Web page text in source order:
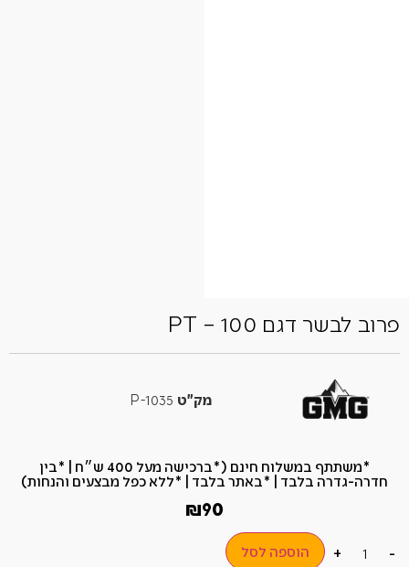
פרוב לבשר דגם PT – 100
מק"ט
*משתתף במשלוח חינם (*ברכישה מעל 400 ש״ח​ | *בין
חדרה-גדרה בלבד | *באתר בלבד | *ללא כפל מבצעים והנחות)
₪90
-
+ הוספה לסל